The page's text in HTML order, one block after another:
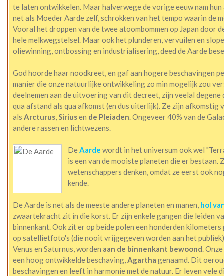
te laten ontwikkelen. Maar halverwege de vorige eeuw nam
net als Moeder Aarde zelf, schrokken van het tempo waarin de
Vooral het droppen van de twee atoombommen op Japan door
hele melkwegstelsel. Maar ook het plunderen, vervuilen en
oliewinning, ontbossing en industrialisering, deed de Aarde
God hoorde haar noodkreet, en gaf aan hogere beschavingen
manier die onze natuurlijke ontwikkeling zo min mogelijk zou
deelnemen aan de uitvoering van dit decreet, zijn veelal
qua afstand als qua afkomst (en dus uiterlijk). Ze zijn afkomstig
als Arcturus,Siriusen de Pleiaden. Ongeveer 40% van de
andere rassen en lichtwezens.
DeAarde wordt in het universum ook wel
is een van de mooiste planeten die er bestaan.
wetenschappers denken, omdat ze eerst ook
kende.
De Aarde is net als de meeste andere planeten en manen, hol
zwaartekracht zit in die korst. Er zijn enkele gangen die leiden
binnenkant. Ook zit er op beide polen een honderden
op satellietfoto's (die nooit vrijgegeven worden aan het
Venus en Saturnus, worden aan de binnenkant bewoond.
een hoog ontwikkelde beschaving,Agartha genaamd. Dit
beschavingen en leeft in harmonie met de natuur. Er leven